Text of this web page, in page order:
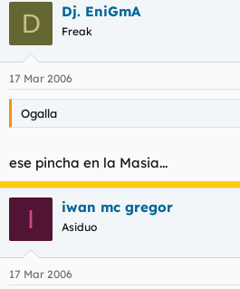
D Dj. EniGmA
Freak
17 Mar 2006
Ogalla
ese pincha en la Masia...
I iwan mc gregor
Asiduo
17 Mar 2006